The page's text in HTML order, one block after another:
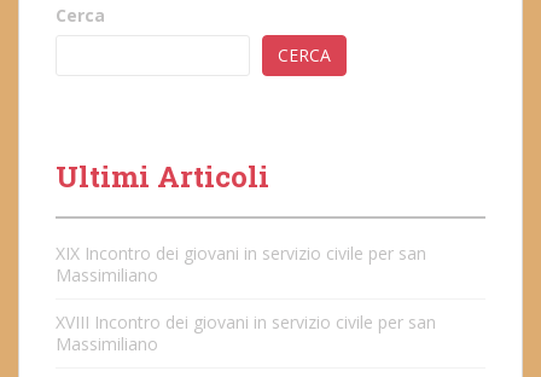
Cerca
CERCA
Ultimi Articoli
XIX Incontro dei giovani in servizio civile per san
Massimiliano
XVIII Incontro dei giovani in servizio civile per san
Massimiliano